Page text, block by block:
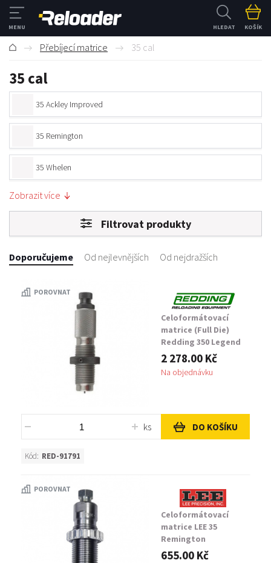
HLEDAT KOŠÍK
Přebíjecí matrice 35 cal
35 cal
35 Ackley Improved
35 Remington
35 Whelen
35 Winchester
350 Remington Magnum
351 Winchester
356 Winchester
358 Hoosier
358 Winchester
Zobrazit více
Filtrovat produkty
Doporučujeme Od nejlevnějších Od nejdražších
POROVNAT
Celoformátovací
matrice (Full Die)
Redding 350 Legend
Sizing Die
2 278.00 Kč
Na objednávku
ks DO KOŠÍKU
Kód: RED-91791
POROVNAT
Celoformátovací
matrice LEE 35
Remington
655.00 Kč